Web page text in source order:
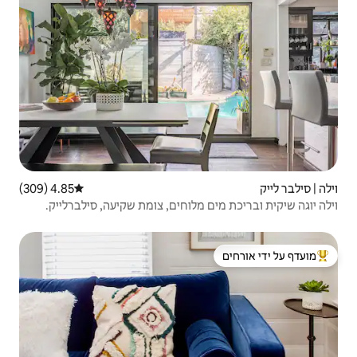
צומת שקיעה, סילברלייק.
ידי אורחים